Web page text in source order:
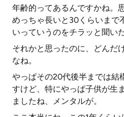
年齢的ってあるんですかね。
めっちゃ長いと30くらいまで
いっていうのをチラッと聞い
それかと思ったのに、どんだ
なね。
やっぱその20代後半までは結
すけど、特にやっぱ子供が生
ましたね、メンタルが。